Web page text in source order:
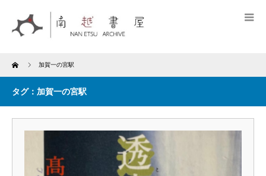
Home 加賀一の宮駅
タグ：加賀一の宮駅